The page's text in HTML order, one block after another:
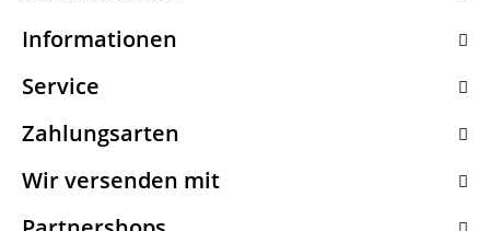
Informationen
Service
Zahlungsarten
Wir versenden mit